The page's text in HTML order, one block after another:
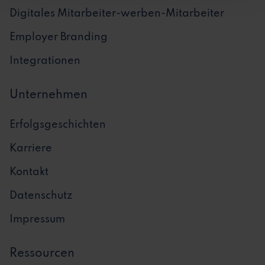
Digitales Mitarbeiter-werben-Mitarbeiter
Employer Branding
Integrationen
Unternehmen
Erfolgsgeschichten
Karriere
Kontakt
Datenschutz
Impressum
Ressourcen